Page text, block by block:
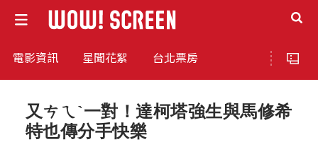
電影資訊 星聞花絮 台北票房
又ㄘㄟˋ一對！達柯塔強生與馬修希
特也傳分手快樂